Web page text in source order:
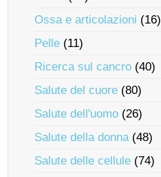
Ossa e articolazioni (16)
Pelle (11)
Ricerca sul cancro (40)
Salute del cuore (80)
Salute dell'uomo (26)
Salute della donna(48)
Salute delle cellule (74)